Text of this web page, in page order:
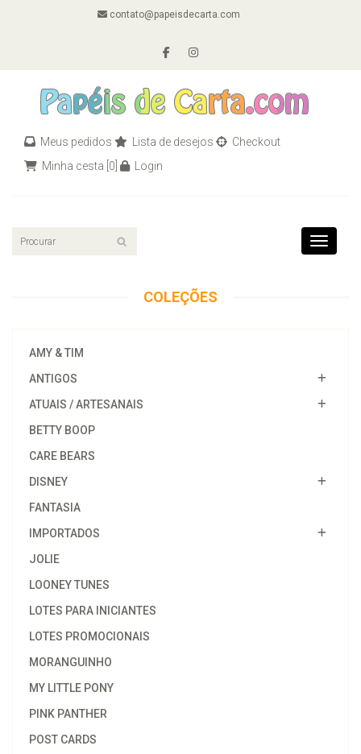
contato@papeisdecarta.com
Meus pedidos Lista de desejos
Checkout
Minha cesta [0] Login
Toggle
COLEÇÕES
AMY & TIM
ANTIGOS
ATUAIS / ARTESANAIS
BETTY BOOP
CARE BEARS
DISNEY
FANTASIA
IMPORTADOS
JOLIE
LOONEY TUNES
LOTES PARA INICIANTES
LOTES PROMOCIONAIS
MORANGUINHO
MY LITTLE PONY
PINK PANTHER
POST CARDS